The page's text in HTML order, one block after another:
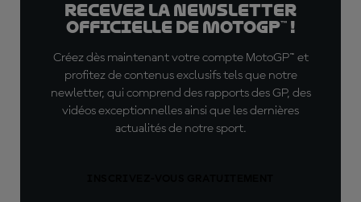
Recevez la Newsletter
officielle de MotoGP™ !
Créez dès maintenant votre compte MotoGP™ et
profitez de contenus exclusifs tels que notre
newletter, qui comprend des rapports des GP, des
vidéos exceptionnelles ainsi que les dernières
actualités de notre sport.